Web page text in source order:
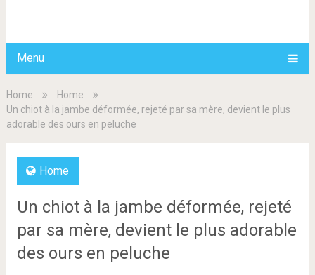
Menu
Home
Home
Un chiot à la jambe déformée, rejeté par sa mère, devient le plus
adorable des ours en peluche
Home
Un chiot à la jambe déformée, rejeté
par sa mère, devient le plus adorable
des ours en peluche